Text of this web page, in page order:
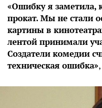
«Ошибку я заметила,
прокат. Мы не стали
картины в
лентой принимали
Создатели комедии
техническая ошибка»